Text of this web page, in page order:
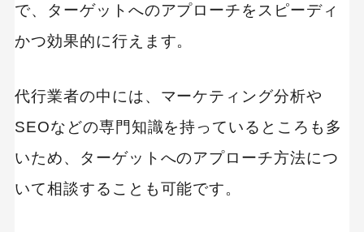
で、ターゲットへのアプローチをスピーディ
かつ効果的に行えます。
代行業者の中には、マーケティング分析や
SEOなどの専門知識を持っているところも多
いため、ターゲットへのアプローチ方法につ
いて相談することも可能です。